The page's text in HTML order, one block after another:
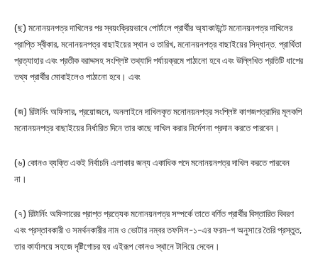
(ছ) মনোনয়নপত্র দাখিলের পর স্বয়ংক্রিয়ভাবে পোর্টালে প্রার্থীর অ্যাকাউন্টে মনোনয়নপত্র দাখিলের
প্রাপ্তি স্বীকার, মনোনয়নপত্র বাছাইয়ের স্থান ও তারিখ, মনোনয়নপত্র বাছাইয়ের সিদ্ধান্ত. প্রার্থিতা
প্রত্যাহার এবং প্রতীক বরাদ্দসহ সংশ্লিষ্ট তথ্যাদি পর্যায়ক্রমে পাঠানো হবে এবং উল্লিখিত প্রতিটি ধাপের
তথ্য প্রার্থীর মোবাইলেও পাঠানো হবে। এবং
(জ) রিটার্নিং অফিসার, প্রয়োজনে, অনলাইনে দাখিলকৃত মনোনয়নপত্র সংশ্লিষ্ট কাগজপত্রাদির মূলকপি
মনোনয়নপত্র বাছাইয়ের নির্ধারিত দিনে তার কাছে দাখিল করার নির্দেশনা প্রদান করতে পারবেন।
(৬) কোনও ব্যক্তি একই নির্বাচনি এলাকার জন্য একাধিক পদে মনোনয়নপত্র দাখিল করতে পারবেন
না।
(৭) রিটার্নিং অফিসারের প্রাপ্ত প্রত্যেক মনোনয়নপত্র সম্পর্কে তাতে বর্ণিত প্রার্থীর বিস্তারিত বিবরণ
এবং প্রস্তাবকারী ও সমর্থনকারীর নাম ও ভোটার নম্বর তফসিল-১-এর ফরম-গ অনুসারে তৈরি প্রস্তুত,
তার কার্যালয়ে সহজে দৃষ্টিগোচর হয় এইরূপ কোনও স্থানে টানিয়ে দেবেন।